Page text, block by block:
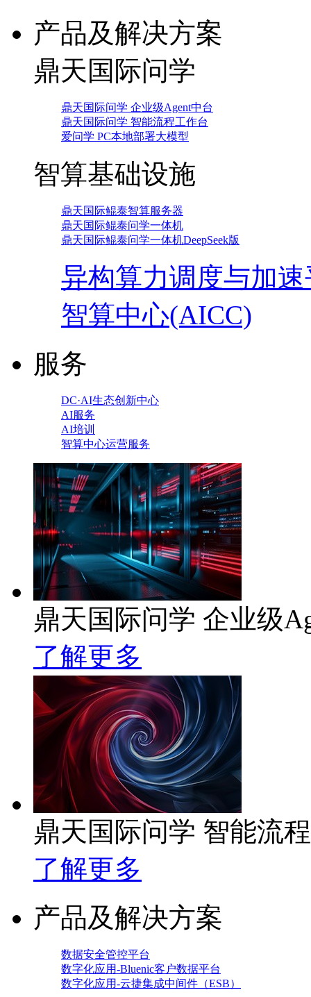
产品及解决方案
鼎天国际问学
鼎天国际问学 企业级Agent中台
鼎天国际问学 智能流程工作台
爱问学 PC本地部署大模型
智算基础设施
鼎天国际鲲泰智算服务器
鼎天国际鲲泰问学一体机
鼎天国际鲲泰问学一体机DeepSeek版
异构算力调度与加
智算中心(AICC)
服务
DC·AI生态创新中心
AI服务
AI培训
智算中心运营服务
鼎天国际问学 企业级
了解更多
鼎天国际问学 智能流
了解更多
产品及解决方案
数据安全管控平台
数字化应用-Bluenic客户数据平台
数字化应用-云捷集成中间件（ESB）